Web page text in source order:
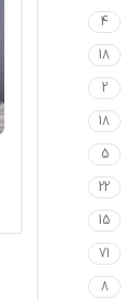
4
18
2
18
5
22
15
71
8